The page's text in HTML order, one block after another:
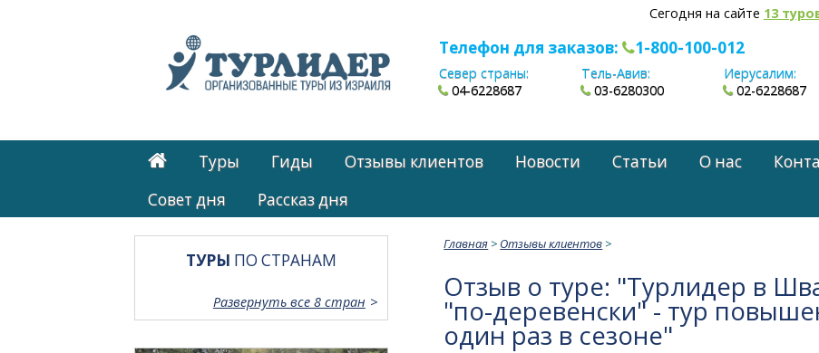
Сегодня на сайте 13
Телефон для заказов: 1-800-100-012
Север страны:
04-6228687
Тель-Авив:
03-6280300
Иерусалим:
02-6228687
Туры Гиды Отзывы клиентов Новости Статьи О нас
Cовет дня
Рассказ дня
Главная > Отзывы клиентов >
Отзыв о туре: "Турлидер в
"по-деревенски" - тур
один раз в сезоне"
ТУРЫ ПО СТРАНАМ
Развернуть все 8 стран